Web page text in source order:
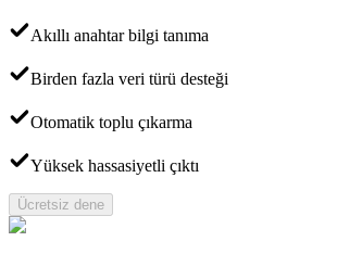
Akıllı anahtar bilgi tanıma
Birden fazla veri türü desteği
Otomatik toplu çıkarma
Yüksek hassasiyetli çıktı
Ücretsiz dene